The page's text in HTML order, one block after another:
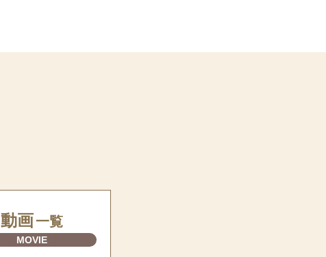
動画 一覧
MOVIE